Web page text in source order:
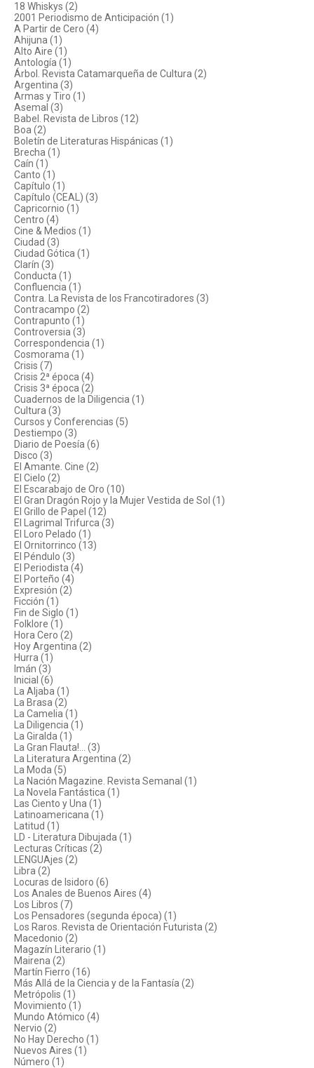
18 Whiskys (2)
2001 Periodismo de Anticipación (1)
A Partir de Cero (4)
Ahijuna (1)
Alto Aire (1)
Antología (1)
Árbol. Revista Catamarqueña de Cultura (2)
Argentina (3)
Armas y Tiro (1)
Asemal (3)
Babel. Revista de Libros (12)
Boa (2)
Boletín de Literaturas Hispánicas (1)
Brecha (1)
Caín (1)
Canto (1)
Capítulo (1)
Capítulo (CEAL) (3)
Capricornio (1)
Centro (4)
Cine & Medios (1)
Ciudad (3)
Ciudad Gótica (1)
Clarín (3)
Conducta (1)
Confluencia (1)
Contra. La Revista de los Francotiradores (3)
Contracampo (2)
Contrapunto (1)
Controversia (3)
Correspondencia (1)
Cosmorama (1)
Crisis (7)
Crisis 2ª época (4)
Crisis 3ª época (2)
Cuadernos de la Diligencia (1)
Cultura (3)
Cursos y Conferencias (5)
Destiempo (3)
Diario de Poesía (6)
Disco (3)
El Amante. Cine (2)
El Cielo (2)
El Escarabajo de Oro (10)
El Gran Dragón Rojo y la Mujer Vestida de Sol (1)
El Grillo de Papel (12)
El Lagrimal Trifurca (3)
El Loro Pelado (1)
El Ornitorrinco (13)
El Péndulo (3)
El Periodista (4)
El Porteño (4)
Expresión (2)
Ficción (1)
Fin de Siglo (1)
Folklore (1)
Hora Cero (2)
Hoy Argentina (2)
Hurra (1)
Imán (3)
Inicial (6)
La Aljaba (1)
La Brasa (2)
La Camelia (1)
La Diligencia (1)
La Giralda (1)
La Gran Flauta!... (3)
La Literatura Argentina (2)
La Moda (5)
La Nación Magazine. Revista Semanal (1)
La Novela Fantástica (1)
Las Ciento y Una (1)
Latinoamericana (1)
Latitud (1)
LD - Literatura Dibujada (1)
Lecturas Críticas (2)
LENGUAjes (2)
Libra (2)
Locuras de Isidoro (6)
Los Anales de Buenos Aires (4)
Los Libros (7)
Los Pensadores (segunda época) (1)
Los Raros. Revista de Orientación Futurista (2)
Macedonio (2)
Magazín Literario (1)
Mairena (2)
Martín Fierro (16)
Más Allá de la Ciencia y de la Fantasía (2)
Metrópolis (1)
Movimiento (1)
Mundo Atómico (4)
Nervio (2)
No Hay Derecho (1)
Nuevos Aires (1)
Número (1)